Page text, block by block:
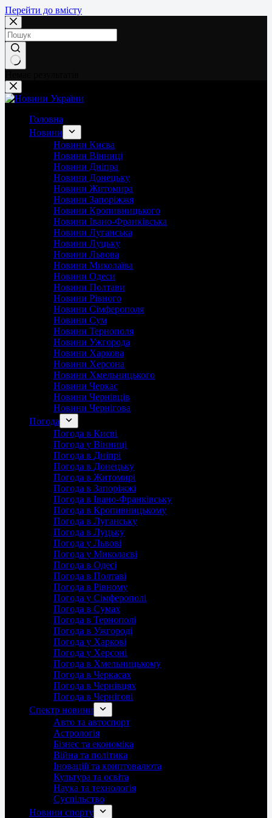
Перейти до вмісту
Головна
Новини
Новини Києва
Новини Вінниці
Новини Дніпра
Новини Донецьку
Новини Житомира
Новини Запоріжжя
Новини Кропивницького
Новини Івано-Франківська
Новини Луганська
Новини Луцьку
Новини Львова
Новини Миколаїва
Новини Одеси
Новини Полтави
Новини Рівного
Новини Сімферополя
Новини Сум
Новини Тернополя
Новини Ужгорода
Новини Харкова
Новини Херсона
Новини Хмельницького
Новини Черкас
Новини Чернівців
Новини Чернігова
Погода
Погода в Києві
Погода у Вінниці
Погода в Дніпрі
Погода в Донецьку
Погода в Житомирі
Погода в Запоріжжі
Погода в Івано-Франківську
Погода в Кропивницькому
Погода в Луганську
Погода в Луцьку
Погода у Львові
Погода у Миколаєві
Погода в Одесі
Погода в Полтаві
Погода в Рівному
Погода у Сімферополі
Погода в Сумах
Погода в Тернополі
Погода в Ужгороді
Погода у Харкові
Погода у Херсоні
Погода в Хмельницькому
Погода в Черкасах
Погода в Чернівцях
Погода в Чернігові
Спектр новини
Авто та автоспорт
Астрологія
Бізнес та економіка
Війна та політика
Іноваціії та криптовалюта
Культура та освіта
Наука та технологія
Суспільство
Новини спорту